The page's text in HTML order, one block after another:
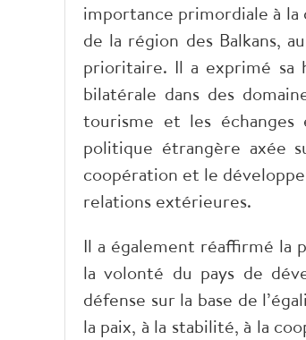
importance primordiale à la
de la région des Balkans,
prioritaire. Il a exprimé sa
bilatérale dans des
tourisme et les
politique étrangère axée
coopération et le
relations extérieures.
Il a également réaffirmé la
la volonté du pays de
défense sur la base de
la paix, à la stabilité, à la